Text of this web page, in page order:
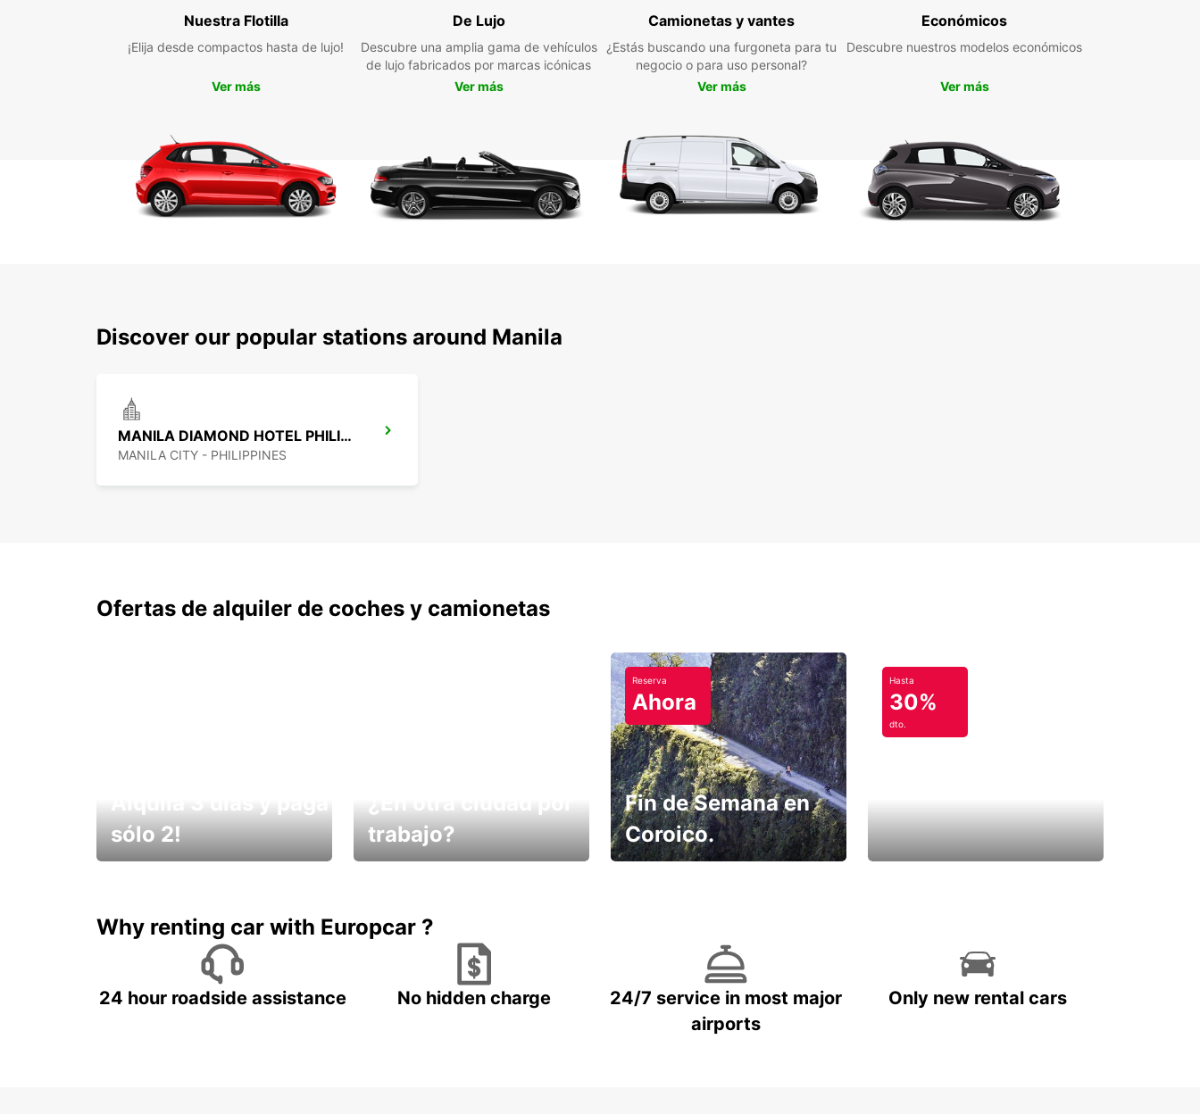
Nuestra Flotilla
¡Elija desde compactos hasta de lujo!
Ver más
De Lujo
Descubre una amplia gama de vehículos
de lujo fabricados por marcas icónicas
Ver más
Camionetas y vantes
¿Estás buscando una furgoneta para tu
negocio o para uso personal?
Ver más
Económicos
Descubre nuestros modelos económicos
Ver más
Discover our popular stations around Manila
MANILA DIAMOND HOTEL PHILIPPINES
MANILA CITY - PHILIPPINES
Ofertas de alquiler de coches y camionetas
sólo 2!
trabajo?
Reserva
Ahora
Fin de Semana en
Coroico.
Hasta
30%
dto.
Why renting car with Europcar ?
24 hour roadside assistance No hidden charge
24/7 service in most major
airports
Only new rental cars